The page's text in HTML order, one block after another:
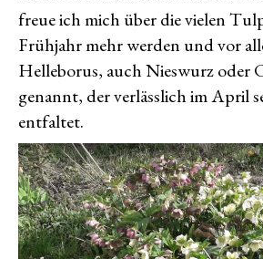
freue ich mich über die vielen
Frühjahr mehr werden und vor
Helleborus, auch Nieswurz oder
genannt, der verlässlich im April
entfaltet.